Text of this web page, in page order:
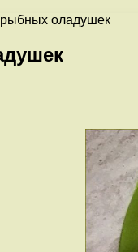
оладушек